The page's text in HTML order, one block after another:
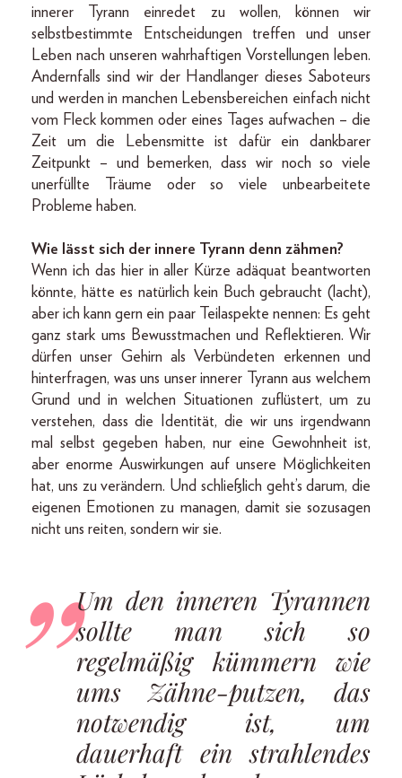
innerer Tyrann einredet zu wollen, können wir
selbstbestimmte Entscheidungen treffen und unser
Leben nach unseren wahrhaftigen Vorstellungen leben.
Andernfalls sind wir der Handlanger dieses Saboteurs
und werden in manchen Lebensbereichen einfach nicht
vom Fleck kommen oder eines Tages aufwachen – die
Zeit um die Lebensmitte ist dafür ein dankbarer
Zeitpunkt – und bemerken, dass wir noch so viele
unerfüllte Träume oder so viele unbearbeitete
Probleme haben.
Wie lässt sich der innere Tyrann denn zähmen?
Wenn ich das hier in aller Kürze adäquat beantworten
könnte, hätte es natürlich kein Buch gebraucht (lacht),
aber ich kann gern ein paar Teilaspekte nennen: Es geht
ganz stark ums Bewusstmachen und Reflektieren. Wir
dürfen unser Gehirn als Verbündeten erkennen und
hinterfragen, was uns unser innerer Tyrann aus welchem
Grund und in welchen Situationen zuflüstert, um zu
verstehen, dass die Identität, die wir uns irgendwann
mal selbst gegeben haben, nur eine Gewohnheit ist,
aber enorme Auswirkungen auf unsere Möglichkeiten
hat, uns zu verändern. Und schließlich geht’s darum, die
eigenen Emotionen zu managen, damit sie sozusagen
nicht uns reiten, sondern wir sie.
Um den inneren Tyrannen
sollte man sich so
regelmäßig kümmern wie
ums Zähne-putzen, das
notwendig ist, um
dauerhaft ein strahlendes